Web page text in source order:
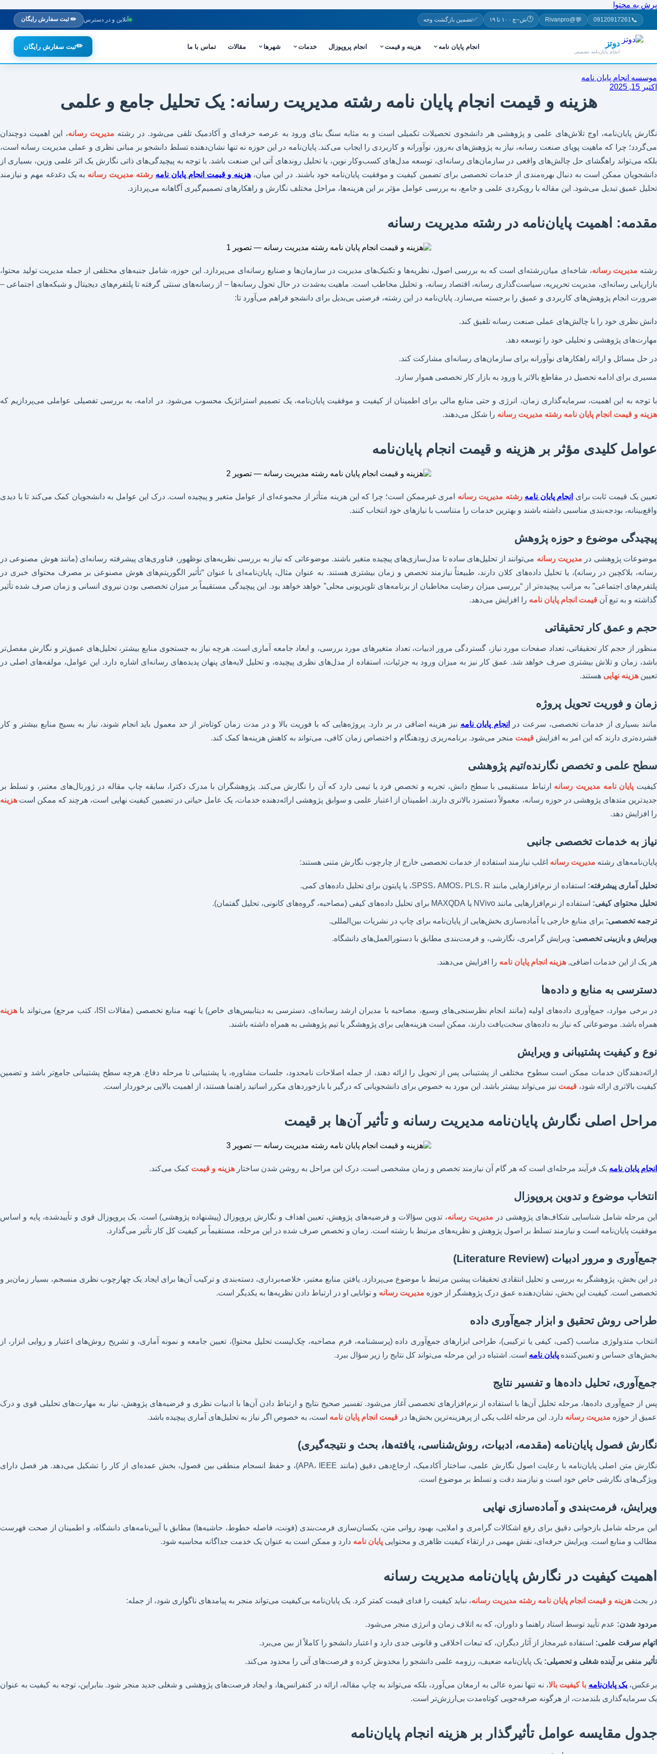
پرش به محتوا
📞
09120917261
💬
@Rivanpro
🕐ش–چ · ۱۰ تا ۱۹ ✅تضمین بازگشت وجه آنلاین و در دسترس ✏️ ثبت سفارش رایگان
دوتز
انجام پایان‌نامه تضمینی
انجام پایان نامه هزینه و قیمت انجام پروپوزال خدمات شهرها مقالات تماس با ما ✏️ثبت سفارش رایگان
موسسه انجام پایان نامه
اکتبر 15, 2025
هزینه و قیمت انجام پایان نامه رشته مدیریت رسانه: یک تحلیل جامع و علمی
نگارش پایان‌نامه، اوج تلاش‌های علمی و پژوهشی هر دانشجوی تحصیلات تکمیلی است و به مثابه سنگ بنای ورود به عرصه حرفه‌ای و آکادمیک تلقی می‌شود. در رشته مدیریت رسانه، این اهمیت دوچندان
می‌گردد؛ چرا که ماهیت پویای صنعت رسانه، نیاز به پژوهش‌های به‌روز، نوآورانه و کاربردی را ایجاب می‌کند. پایان‌نامه در این حوزه نه تنها نشان‌دهنده تسلط دانشجو بر مبانی نظری و عملی مدیریت رسانه است،
بلکه می‌تواند راهگشای حل چالش‌های واقعی در سازمان‌های رسانه‌ای، توسعه مدل‌های کسب‌وکار نوین، یا تحلیل روندهای آتی این صنعت باشد. با توجه به پیچیدگی‌های ذاتی نگارش یک اثر علمی وزین، بسیاری از
دانشجویان ممکن است به دنبال بهره‌مندی از خدمات تخصصی برای تضمین کیفیت و موفقیت پایان‌نامه خود باشند. در این میان، هزینه و قیمت انجام پایان نامه رشته مدیریت رسانه به یک دغدغه مهم و نیازمند
تحلیل عمیق تبدیل می‌شود. این مقاله با رویکردی علمی و جامع، به بررسی عوامل مؤثر بر این هزینه‌ها، مراحل مختلف نگارش و راهکارهای تصمیم‌گیری آگاهانه می‌پردازد.
مقدمه: اهمیت پایان‌نامه در رشته مدیریت رسانه
رشته مدیریت رسانه، شاخه‌ای میان‌رشته‌ای است که به بررسی اصول، نظریه‌ها و تکنیک‌های مدیریت در سازمان‌ها و صنایع رسانه‌ای می‌پردازد. این حوزه، شامل جنبه‌های مختلفی از جمله مدیریت تولید محتوا،
بازاریابی رسانه‌ای، مدیریت تحریریه، سیاست‌گذاری رسانه، اقتصاد رسانه، و تحلیل مخاطب است. ماهیت به‌شدت در حال تحول رسانه‌ها – از رسانه‌های سنتی گرفته تا پلتفرم‌های دیجیتال و شبکه‌های اجتماعی –
ضرورت انجام پژوهش‌های کاربردی و عمیق را برجسته می‌سازد. پایان‌نامه در این رشته، فرصتی بی‌بدیل برای دانشجو فراهم می‌آورد تا:
دانش نظری خود را با چالش‌های عملی صنعت رسانه تلفیق کند.
مهارت‌های پژوهشی و تحلیلی خود را توسعه دهد.
در حل مسائل و ارائه راهکارهای نوآورانه برای سازمان‌های رسانه‌ای مشارکت کند.
مسیری برای ادامه تحصیل در مقاطع بالاتر یا ورود به بازار کار تخصصی هموار سازد.
با توجه به این اهمیت، سرمایه‌گذاری زمان، انرژی و حتی منابع مالی برای اطمینان از کیفیت و موفقیت پایان‌نامه، یک تصمیم استراتژیک محسوب می‌شود. در ادامه، به بررسی تفصیلی عواملی می‌پردازیم که
هزینه و قیمت انجام پایان نامه رشته مدیریت رسانه را شکل می‌دهند.
عوامل کلیدی مؤثر بر هزینه و قیمت انجام پایان‌نامه
تعیین یک قیمت ثابت برای انجام پایان نامه رشته مدیریت رسانه امری غیرممکن است؛ چرا که این هزینه متأثر از مجموعه‌ای از عوامل متغیر و پیچیده است. درک این عوامل به دانشجویان کمک می‌کند تا با دیدی
واقع‌بینانه، بودجه‌بندی مناسبی داشته باشند و بهترین خدمات را متناسب با نیازهای خود انتخاب کنند.
پیچیدگی موضوع و حوزه پژوهش
موضوعات پژوهشی در مدیریت رسانه می‌توانند از تحلیل‌های ساده تا مدل‌سازی‌های پیچیده متغیر باشند. موضوعاتی که نیاز به بررسی نظریه‌های نوظهور، فناوری‌های پیشرفته رسانه‌ای (مانند هوش مصنوعی در
رسانه، بلاکچین در رسانه)، یا تحلیل داده‌های کلان دارند، طبیعتاً نیازمند تخصص و زمان بیشتری هستند. به عنوان مثال، پایان‌نامه‌ای با عنوان “تأثیر الگوریتم‌های هوش مصنوعی بر مصرف محتوای خبری در
پلتفرم‌های اجتماعی” به مراتب پیچیده‌تر از “بررسی میزان رضایت مخاطبان از برنامه‌های تلویزیونی محلی” خواهد خواهد بود. این پیچیدگی مستقیماً بر میزان تخصصی بودن نیروی انسانی و زمان صرف شده تأثیر
گذاشته و به تبع آن قیمت انجام پایان نامه را افزایش می‌دهد.
حجم و عمق کار تحقیقاتی
منظور از حجم کار تحقیقاتی، تعداد صفحات مورد نیاز، گستردگی مرور ادبیات، تعداد متغیرهای مورد بررسی، و ابعاد جامعه آماری است. هرچه نیاز به جستجوی منابع بیشتر، تحلیل‌های عمیق‌تر و نگارش مفصل‌تر
باشد، زمان و تلاش بیشتری صرف خواهد شد. عمق کار نیز به میزان ورود به جزئیات، استفاده از مدل‌های نظری پیچیده، و تحلیل لایه‌های پنهان پدیده‌های رسانه‌ای اشاره دارد. این عوامل، مولفه‌های اصلی در
تعیین هزینه نهایی هستند.
زمان و فوریت تحویل پروژه
مانند بسیاری از خدمات تخصصی، سرعت در انجام پایان نامه نیز هزینه اضافی در بر دارد. پروژه‌هایی که با فوریت بالا و در مدت زمان کوتاه‌تر از حد معمول باید انجام شوند، نیاز به بسیج منابع بیشتر و کار
فشرده‌تری دارند که این امر به افزایش قیمت منجر می‌شود. برنامه‌ریزی زودهنگام و اختصاص زمان کافی، می‌تواند به کاهش هزینه‌ها کمک کند.
سطح علمی و تخصص نگارنده/تیم پژوهشی
کیفیت پایان نامه مدیریت رسانه ارتباط مستقیمی با سطح دانش، تجربه و تخصص فرد یا تیمی دارد که آن را نگارش می‌کند. پژوهشگران با مدرک دکترا، سابقه چاپ مقاله در ژورنال‌های معتبر، و تسلط بر
جدیدترین متدهای پژوهشی در حوزه رسانه، معمولاً دستمزد بالاتری دارند. اطمینان از اعتبار علمی و سوابق پژوهشی ارائه‌دهنده خدمات، یک عامل حیاتی در تضمین کیفیت نهایی است، هرچند که ممکن است هزینه
را افزایش دهد.
نیاز به خدمات تخصصی جانبی
پایان‌نامه‌های رشته مدیریت رسانه اغلب نیازمند استفاده از خدمات تخصصی خارج از چارچوب نگارش متنی هستند:
تحلیل آماری پیشرفته: استفاده از نرم‌افزارهایی مانند SPSS، AMOS، PLS، R، یا پایتون برای تحلیل داده‌های کمی.
تحلیل محتوای کیفی: استفاده از نرم‌افزارهایی مانند NVivo یا MAXQDA برای تحلیل داده‌های کیفی (مصاحبه، گروه‌های کانونی، تحلیل گفتمان).
ترجمه تخصصی: برای منابع خارجی یا آماده‌سازی بخش‌هایی از پایان‌نامه برای چاپ در نشریات بین‌المللی.
ویرایش و بازبینی تخصصی: ویرایش گرامری، نگارشی، و فرمت‌بندی مطابق با دستورالعمل‌های دانشگاه.
هر یک از این خدمات اضافی, هزینه انجام پایان نامه را افزایش می‌دهند.
دسترسی به منابع و داده‌ها
در برخی موارد، جمع‌آوری داده‌های اولیه (مانند انجام نظرسنجی‌های وسیع، مصاحبه با مدیران ارشد رسانه‌ای، دسترسی به دیتابیس‌های خاص) یا تهیه منابع تخصصی (مقالات ISI، کتب مرجع) می‌تواند با
هزینه
همراه باشد. موضوعاتی که نیاز به داده‌های سخت‌یافت دارند، ممکن است هزینه‌هایی برای پژوهشگر یا تیم پژوهشی به همراه داشته باشند.
نوع و کیفیت پشتیبانی و ویرایش
ارائه‌دهندگان خدمات ممکن است سطوح مختلفی از پشتیبانی پس از تحویل را ارائه دهند، از جمله اصلاحات نامحدود، جلسات مشاوره، یا پشتیبانی تا مرحله دفاع. هرچه سطح پشتیبانی جامع‌تر باشد و تضمین
کیفیت بالاتری ارائه شود، قیمت نیز می‌تواند بیشتر باشد. این مورد به خصوص برای دانشجویانی که درگیر با بازخوردهای مکرر اساتید راهنما هستند، از اهمیت بالایی برخوردار است.
مراحل اصلی نگارش پایان‌نامه مدیریت رسانه و تأثیر آن‌ها بر قیمت
انجام پایان نامه یک فرآیند مرحله‌ای است که هر گام آن نیازمند تخصص و زمان مشخصی است. درک این مراحل به روشن شدن ساختار هزینه و قیمت کمک می‌کند.
انتخاب موضوع و تدوین پروپوزال
این مرحله شامل شناسایی شکاف‌های پژوهشی در مدیریت رسانه، تدوین سؤالات و فرضیه‌های پژوهش، تعیین اهداف و نگارش پروپوزال (پیشنهاده پژوهشی) است. یک پروپوزال قوی و تأییدشده، پایه و اساس
موفقیت پایان‌نامه است و نیازمند تسلط بر اصول پژوهش و نظریه‌های مرتبط با رشته است. زمان و تخصص صرف شده در این مرحله، مستقیماً بر کیفیت کل کار تأثیر می‌گذارد.
جمع‌آوری و مرور ادبیات (Literature Review)
در این بخش، پژوهشگر به بررسی و تحلیل انتقادی تحقیقات پیشین مرتبط با موضوع می‌پردازد. یافتن منابع معتبر، خلاصه‌برداری، دسته‌بندی و ترکیب آن‌ها برای ایجاد یک چهارچوب نظری منسجم، بسیار زمان‌بر و
تخصصی است. کیفیت این بخش، نشان‌دهنده عمق درک پژوهشگر از حوزه مدیریت رسانه و توانایی او در ارتباط دادن نظریه‌ها به یکدیگر است.
طراحی روش تحقیق و ابزار جمع‌آوری داده
انتخاب متدولوژی مناسب (کمی، کیفی یا ترکیبی)، طراحی ابزارهای جمع‌آوری داده (پرسشنامه، فرم مصاحبه، چک‌لیست تحلیل محتوا)، تعیین جامعه و نمونه آماری، و تشریح روش‌های اعتبار و روایی ابزار، از
بخش‌های حساس و تعیین‌کننده پایان نامه است. اشتباه در این مرحله می‌تواند کل نتایج را زیر سؤال ببرد.
جمع‌آوری، تحلیل داده‌ها و تفسیر نتایج
پس از جمع‌آوری داده‌ها، مرحله تحلیل آن‌ها با استفاده از نرم‌افزارهای تخصصی آغاز می‌شود. تفسیر صحیح نتایج و ارتباط دادن آن‌ها با ادبیات نظری و فرضیه‌های پژوهش، نیاز به مهارت‌های تحلیلی قوی و درک
عمیق از حوزه مدیریت رسانه دارد. این مرحله اغلب یکی از پرهزینه‌ترین بخش‌ها در قیمت انجام پایان نامه است، به خصوص اگر نیاز به تحلیل‌های آماری پیچیده باشد.
نگارش فصول پایان‌نامه (مقدمه، ادبیات، روش‌شناسی، یافته‌ها، بحث و نتیجه‌گیری)
نگارش متن اصلی پایان‌نامه با رعایت اصول نگارش علمی، ساختار آکادمیک، ارجاع‌دهی دقیق (مانند APA، IEEE)، و حفظ انسجام منطقی بین فصول، بخش عمده‌ای از کار را تشکیل می‌دهد. هر فصل دارای
ویژگی‌های نگارشی خاص خود است و نیازمند دقت و تسلط بر موضوع است.
ویرایش، فرمت‌بندی و آماده‌سازی نهایی
این مرحله شامل بازخوانی دقیق برای رفع اشکالات گرامری و املایی، بهبود روانی متن، یکسان‌سازی فرمت‌بندی (فونت، فاصله خطوط، حاشیه‌ها) مطابق با آیین‌نامه‌های دانشگاه، و اطمینان از صحت فهرست
مطالب و منابع است. ویرایش حرفه‌ای، نقش مهمی در ارتقاء کیفیت ظاهری و محتوایی پایان نامه دارد و ممکن است به عنوان یک خدمت جداگانه محاسبه شود.
اهمیت کیفیت در نگارش پایان‌نامه مدیریت رسانه
در بحث هزینه و قیمت انجام پایان نامه رشته مدیریت رسانه، نباید کیفیت را فدای قیمت کمتر کرد. یک پایان‌نامه بی‌کیفیت می‌تواند منجر به پیامدهای ناگواری شود، از جمله:
مردود شدن: عدم تأیید توسط استاد راهنما و داوران، که به اتلاف زمان و انرژی منجر می‌شود.
اتهام سرقت علمی: استفاده غیرمجاز از آثار دیگران، که تبعات اخلاقی و قانونی جدی دارد و اعتبار دانشجو را کاملاً از بین می‌برد.
تأثیر منفی بر آینده شغلی و تحصیلی: یک پایان‌نامه ضعیف، رزومه علمی دانشجو را مخدوش کرده و فرصت‌های آتی را محدود می‌کند.
برعکس،یک پایان‌نامه با کیفیت بالا، نه تنها نمره عالی به ارمغان می‌آورد، بلکه می‌تواند به چاپ مقاله، ارائه در کنفرانس‌ها، و ایجاد فرصت‌های پژوهشی و شغلی جدید منجر شود. بنابراین، توجه به کیفیت به عنوان
یک سرمایه‌گذاری بلندمدت، از هرگونه صرفه‌جویی کوتاه‌مدت بی‌ارزش‌تر است.
جدول مقایسه عوامل تأثیرگذار بر هزینه انجام پایان‌نامه